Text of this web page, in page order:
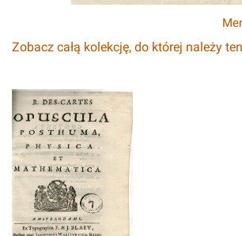
Zobacz całą kolekcję, do której należy